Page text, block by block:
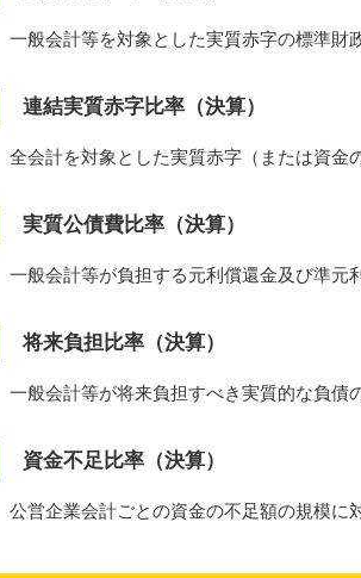
一般会計等を対象とした実質赤字の標準財
連結実質赤字比率（決算）
全会計を対象とした実質赤字（または資金
実質公債費比率（決算）
一般会計等が負担する元利償還金及び準元
将来負担比率（決算）
一般会計等が将来負担すべき実質的な負債
資金不足比率（決算）
公営企業会計ごとの資金の不足額の規模に